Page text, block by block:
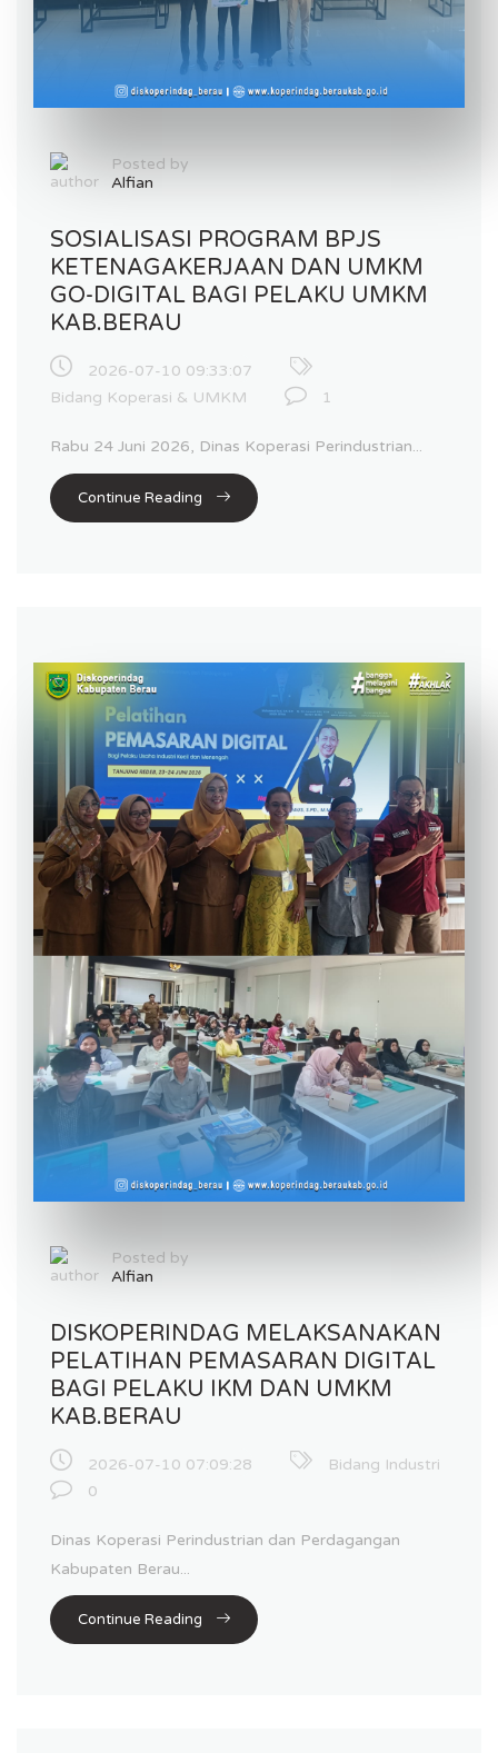
Posted by
Alfian
SOSIALISASI PROGRAM BPJS
KETENAGAKERJAAN DAN UMKM
GO-DIGITAL BAGI PELAKU UMKM
KAB.BERAU
2026-07-10 09:33:07
Bidang Koperasi & UMKM
1
Rabu 24 Juni 2026, Dinas Koperasi Perindustrian...
Continue Reading
Posted by
Alfian
DISKOPERINDAG MELAKSANAKAN
PELATIHAN PEMASARAN DIGITAL
BAGI PELAKU IKM DAN UMKM
KAB.BERAU
2026-07-10 07:09:28
Bidang Industri
0
Dinas Koperasi Perindustrian dan Perdagangan
Kabupaten Berau...
Continue Reading